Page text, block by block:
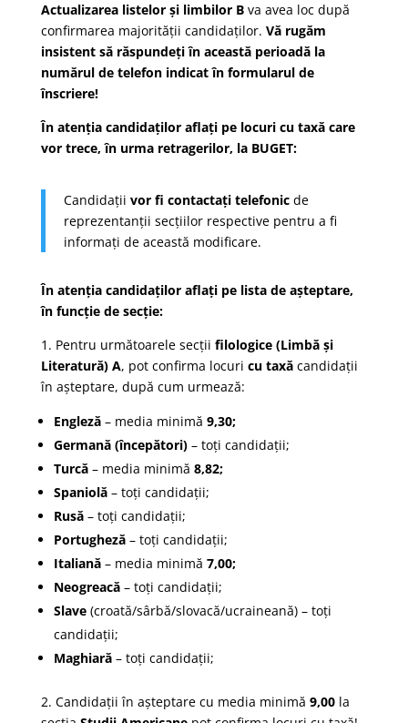
Actualizarea listelor și limbilor Bva avea loc după
confirmarea majorității candidaților. Vă rugăm
insistent să răspundeți în această perioadă la
numărul de telefon indicat în formularul de
înscriere!
În atenția candidaților aflați pe locuri cu taxă care
vor trece, în urma retragerilor, la BUGET:
Candidații vor fi contactați telefonicde
reprezentanții secțiilor respective pentru a fi
informați de această modificare.
În atenția candidaților aflați pe lista de așteptare,
în funcție de secție:
1. Pentru următoarele secții filologice (Limbă și
Literatură) A, pot confirma locuri cu taxăcandidații
în așteptare, după cum urmează:
Engleză – media minimă 9,30;
Germană (începători) – toți candidații;
Turcă – media minimă 8,82;
Spaniolă– toți candidații;
Rusă – toți candidații;
Portugheză– toți candidații;
Italiană – media minimă 7,00;
Neogreacă – toți candidații;
Slave (croată/sârbă/slovacă/ucraineană) – toți
candidații;
Maghiară– toți candidații;
2. Candidații în așteptare cu media minimă 9,00la